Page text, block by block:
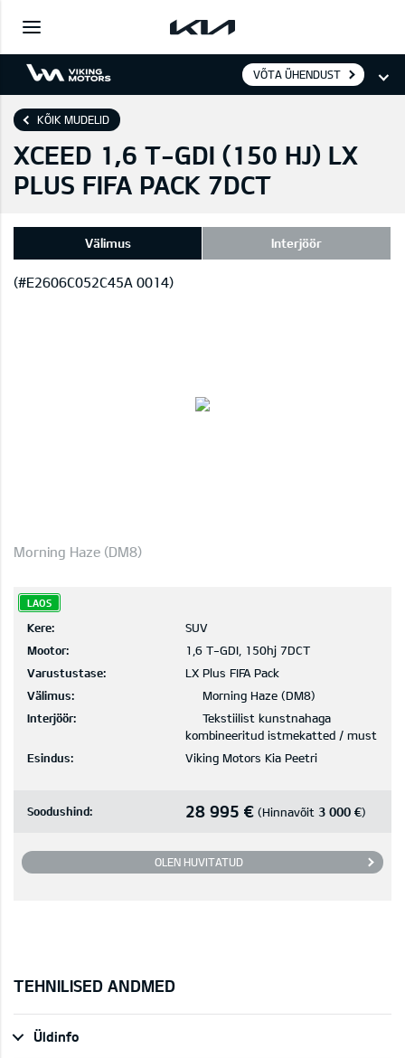
VÕTA ÜHENDUST
KÕIK MUDELID
XCEED 1,6 T-GDI (150 HJ) LX
PLUS FIFA PACK 7DCT
Välimus Interjöör
(#E2606C052C45A 0014)
Morning Haze (DM8)
LAOS
Kere:
SUV
Mootor:
1,6 T-GDI, 150hj 7DCT
Varustustase:
LX Plus FIFA Pack
Välimus:
Morning Haze (DM8)
Interjöör:
Tekstiilist kunstnahaga
kombineeritud istmekatted / must
Esindus:
Viking Motors Kia Peetri
Soodushind: 28 995 € (Hinnavõit 3 000 €)
OLEN HUVITATUD
TEHNILISED ANDMED
Üldinfo